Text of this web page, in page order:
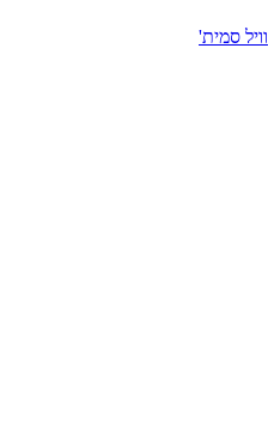
וויל סמית'